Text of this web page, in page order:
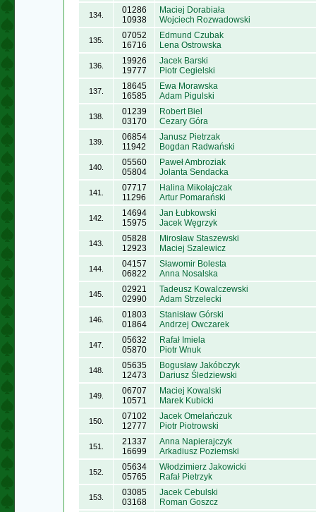
134.
01286
10938
Maciej Dorabiała
Wojciech Rozwadowski
135.
07052
16716
Edmund Czubak
Lena Ostrowska
136.
19926
19777
Jacek Barski
Piotr Cegielski
137.
18645
16585
Ewa Morawska
Adam Pigulski
138.
01239
03170
Robert Biel
Cezary Góra
139.
06854
11942
Janusz Pietrzak
Bogdan Radwański
140.
05560
05804
Paweł Ambroziak
Jolanta Sendacka
141.
07717
11296
Halina Mikołajczak
Artur Pomarański
142.
14694
15975
Jan Łubkowski
Jacek Węgrzyk
143.
05828
12923
Mirosław Staszewski
Maciej Szalewicz
144.
04157
06822
Sławomir Bolesta
Anna Nosalska
145.
02921
02990
Tadeusz Kowalczewski
Adam Strzelecki
146.
01803
01864
Stanisław Górski
Andrzej Owczarek
147.
05632
05870
Rafał Imiela
Piotr Wnuk
148.
05635
12473
Bogusław Jakóbczyk
Dariusz Śledziewski
149.
06707
10571
Maciej Kowalski
Marek Kubicki
150.
07102
12777
Jacek Omelańczuk
Piotr Piotrowski
151.
21337
16699
Anna Napierajczyk
Arkadiusz Poziemski
152.
05634
05765
Włodzimierz Jakowicki
Rafał Pietrzyk
153.
03085
03168
Jacek Cebulski
Roman Goszcz